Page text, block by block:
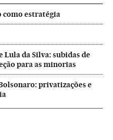
como estratégia
da Silva: subidas de
para as minorias
privatizações e